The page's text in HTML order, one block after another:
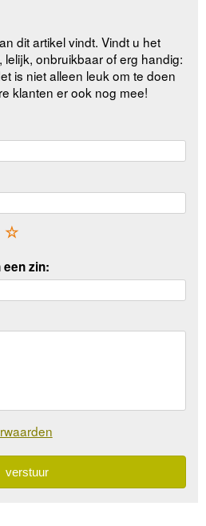
dit artikel vindt. Vindt u het
onbruikbaar of erg handig:
is niet alleen leuk om te doen
klanten er ook nog mee!
☆
zin: